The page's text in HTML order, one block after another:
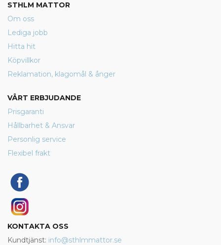
STHLM MATTOR
Om oss
Lediga jobb
Hitta hit
Köpvillkor
Reklamation, klagomål & ånger
VÅRT ERBJUDANDE
Prisgaranti
Hållbarhet & Ansvar
Personlig service
Flexibel frakt
KONTAKTA OSS
Kundtjänst: info@sthlmmattor.se